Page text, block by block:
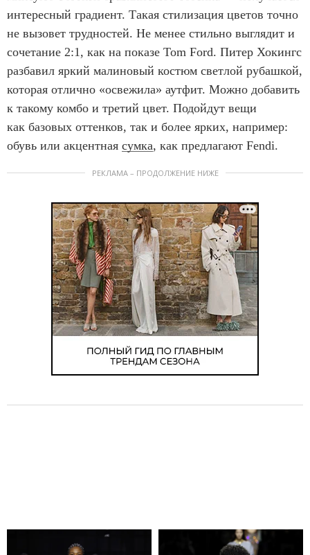
интересный градиент. Такая стилизация цветов точно
не вызовет трудностей. Не менее стильно выглядит и
сочетание 2:1, как на показе Tom Ford. Питер Хокингс
разбавил яркий малиновый костюм светлой рубашкой,
которая отлично «освежила» аутфит. Можно добавить
к такому комбо и третий цвет. Подойдут вещи
как базовых оттенков, так и более ярких, например:
обувь или акцентная сумка, как предлагают Fendi.
РЕКЛАМА – ПРОДОЛЖЕНИЕ НИЖЕ